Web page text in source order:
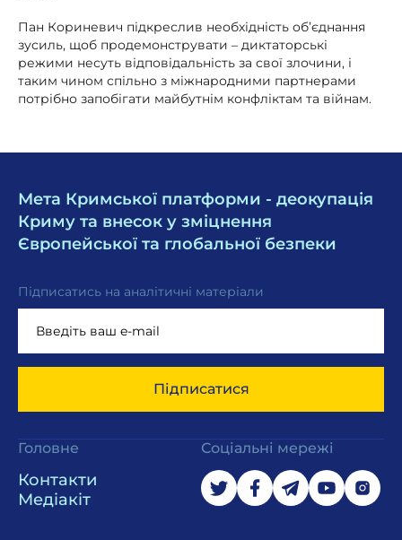
Пан Кориневич підкреслив необхідність об’єднання
зусиль, щоб продемонструвати – диктаторські
режими несуть відповідальність за свої злочини, і
таким чином спільно з міжнародними партнерами
потрібно запобігати майбутнім конфліктам та війнам.
Мета Кримської платформи - деокупація
Криму та внесок у зміцнення
Європейської та глобальної безпеки
Підписатись на аналітичні матеріали
Підписатися
Головне
Контакти
Медіакіт
Соціальні мережі